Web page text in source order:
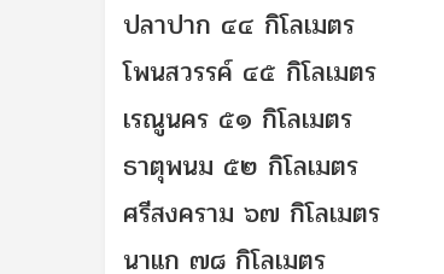
ปลาปาก ๔๔ กิโลเมตร
โพนสวรรค์ ๔๕ กิโลเมตร
เรณูนคร ๕๑ กิโลเมตร
ธาตุพนม ๕๒ กิโลเมตร
ศรีสงคราม ๖๗ กิโลเมตร
นาแก ๗๘ กิโลเมตร